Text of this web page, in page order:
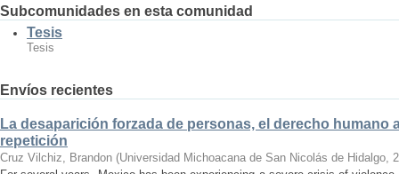
Subcomunidades en esta comunidad
Tesis
Tesis
Envíos recientes
La desaparición forzada de personas, el derecho humano
repetición
Cruz Vilchiz, Brandon (Universidad Michoacana de San Nicolás de Hidalgo,